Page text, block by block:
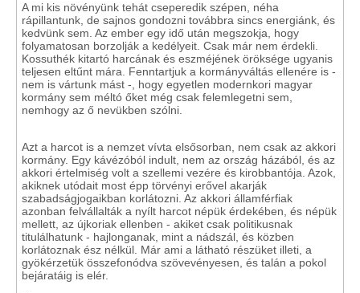
A mi kis növényünk tehát cseperedik szépen, néha
rápillantunk, de sajnos gondozni továbbra sincs energiánk, és
kedvünk sem. Az ember egy idő után megszokja, hogy
folyamatosan borzolják a kedélyeit. Csak már nem érdekli.
Kossuthék kitartó harcának és eszméjének öröksége ugyanis
teljesen eltűnt mára. Fenntartjuk a kormányváltás ellenére is -
nem is vártunk mást -, hogy egyetlen modernkori magyar
kormány sem méltó őket még csak felemlegetni sem,
nemhogy az ő nevükben szólni.
Azt a harcot is a nemzet vívta elsősorban, nem csak az akkori
kormány. Egy kávézóból indult, nem az ország házából, és az
akkori értelmiség volt a szellemi vezére és kirobbantója. Azok,
akiknek utódait most épp törvényi erővel akarják
szabadságjogaikban korlátozni. Az akkori államférfiak
azonban felvállalták a nyílt harcot népük érdekében, és népük
mellett, az újkoriak ellenben - akiket csak politikusnak
titulálhatunk - hajlonganak, mint a nádszál, és közben
korlátoznak ész nélkül. Már ami a látható részüket illeti, a
gyökérzetük összefonódva szövevényesen, és talán a pokol
bejáratáig is elér.